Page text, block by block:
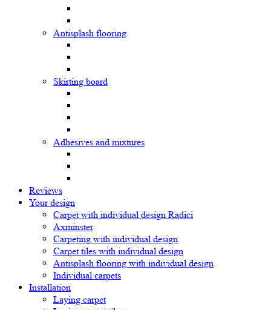
Antisplash flooring
Skirting board
Adhesives and mixtures
Reviews
Your design
Carpet with individual design Radici
Axminster
Carpeting with individual design
Carpet tiles with individual design
Antisplash flooring with individual design
Individual carpets
Installation
Laying carpet